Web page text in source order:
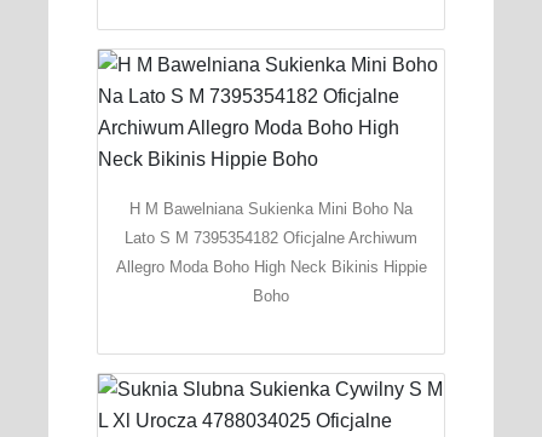
H M Bawelniana Sukienka Mini Boho Na
Lato S M 7395354182 Oficjalne Archiwum
Allegro Moda Boho High Neck Bikinis Hippie
Boho